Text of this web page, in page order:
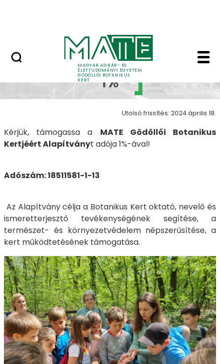
MAGYAR AGRÁR- ÉS
ÉLETTUDOMÁNYI EGYETEM
GÖDÖLLŐI BOTANIKUS
KERT
Adó 1% - Gödöllői
Adó
1%
Utolsó frissítés: 2024 április 18.
Kérjük, támogassa a MATE Gödöllői Botanikus
Kertjéért Alapítványt adója 1%-ával!
Adószám: 18511581-1-13
Az Alapítvány célja a Botanikus Kert oktató, nevelő és
ismeretterjesztő tevékenységének segítése, a
természet- és környezetvédelem népszerűsítése, a
kert működtetésének támogatása.